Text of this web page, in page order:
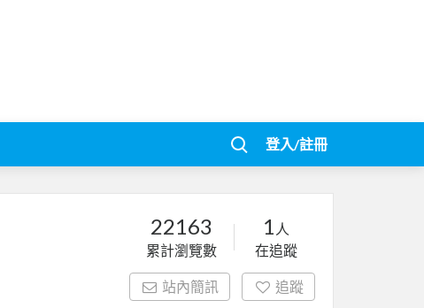
登入/註冊
22163
累計瀏覽數
1 人
在追蹤
站內簡訊 追蹤